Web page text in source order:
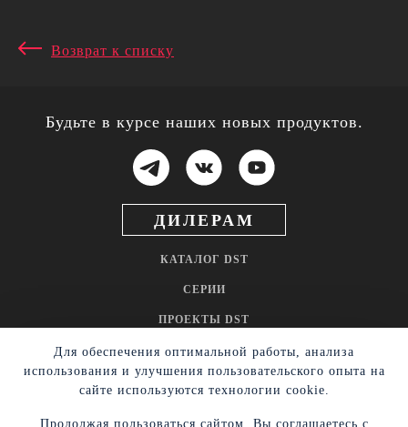
Возврат к списку
Будьте в курсе наших новых продуктов.
ДИЛЕРАМ
КАТАЛОГ DST
СЕРИИ
ПРОЕКТЫ DST
НОВОСТИ
Для обеспечения оптимальной работы, анализа
использования и улучшения пользовательского опыта на
сайте используются технологии cookie.
Продолжая пользоваться сайтом, Вы соглашаетесь с